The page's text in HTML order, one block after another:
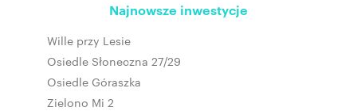
Najnowsze inwestycje
Wille przy Lesie
Osiedle Słoneczna 27/29
Osiedle Góraszka
Zielono Mi 2